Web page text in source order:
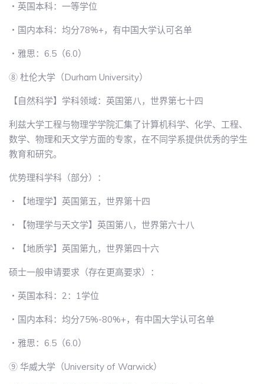
・英国本科：一等学位
・国内本科：均分78%+，有中国大学认可名单
・雅思：6.5（6.0）
⑧ 杜伦大学（Durham University）
【自然科学】学科领域：英国第八，世界第七十四
利兹大学工程与物理学学院汇集了计算机科学、化学、工程、
数学、物理和天文学方面的专家，在不同学系提供优秀的学生
教育和研究。
优势理科学科（部分）：
・【地理学】英国第五，世界第十四
・【物理学与天文学】英国第八，世界第六十八
・【地质学】英国第九，世界第四十六
硕士一般申请要求（存在更高要求）：
・英国本科：2：1学位
・国内本科：均分75%-80%+，有中国大学认可名单
・雅思：6.5（6.0）
⑨ 华威大学（University of Warwick）